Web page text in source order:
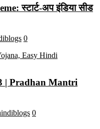
स्टार्ट-अप इंडिया सीड
0
| Pradhan Mantri
0